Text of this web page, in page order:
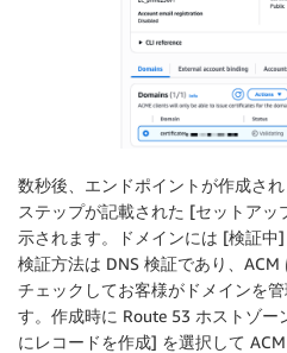
数秒後、エンドポイントが作成さ
ステップが記載された [セットアッ
示されます。ドメインには [検証中]
検証方法は DNS 検証であり、
チェックしてお客様がドメインを
す。作成時に Route 53 ホストゾー
にレコードを作成] を選択して